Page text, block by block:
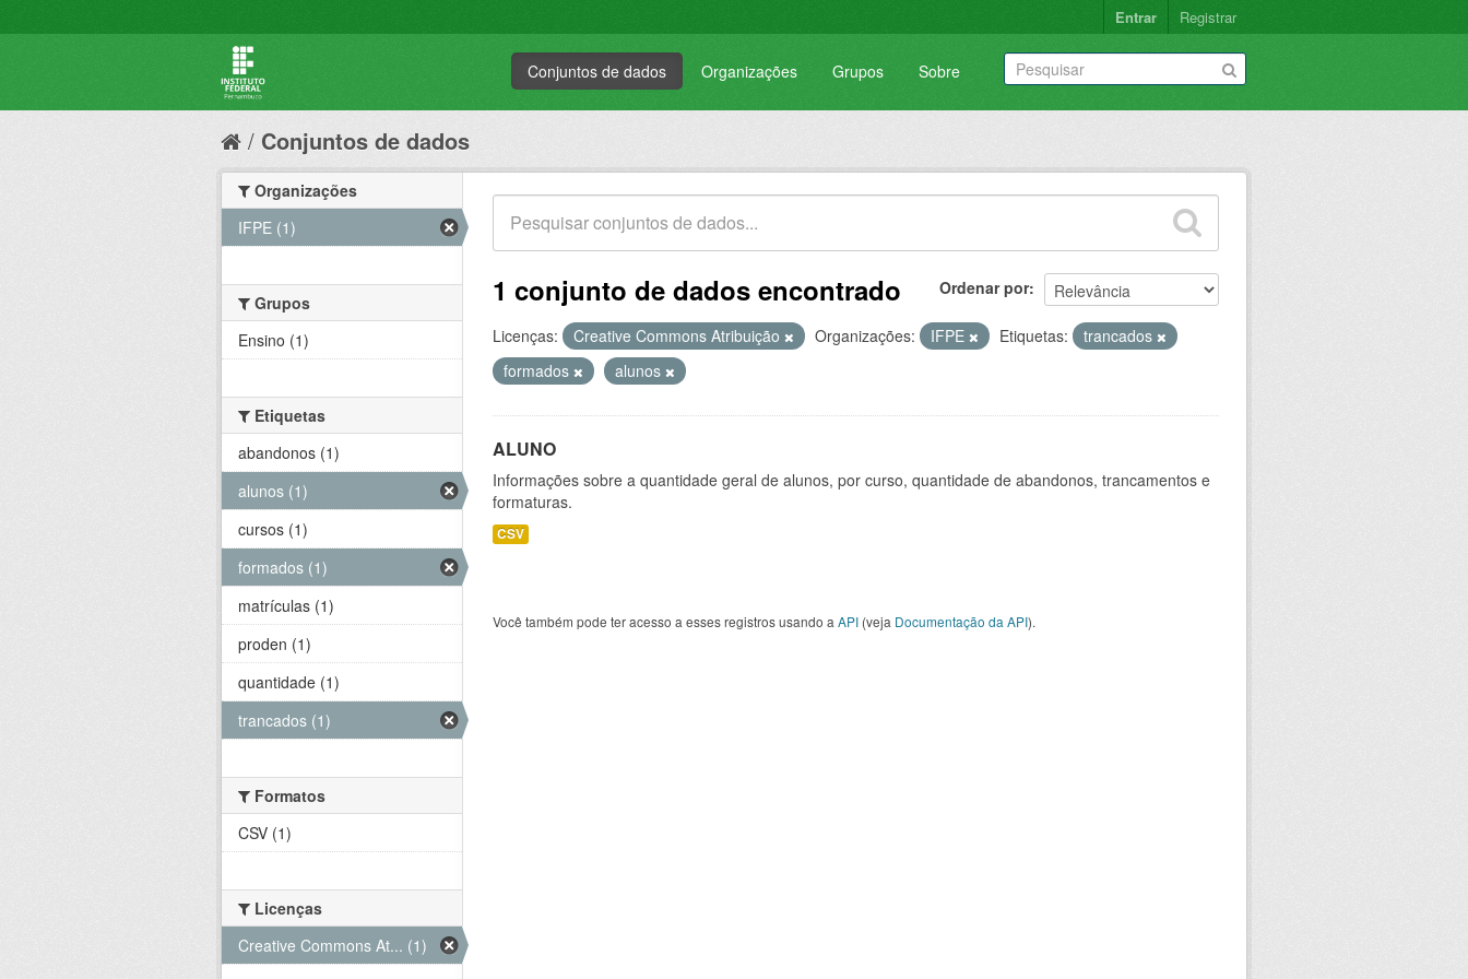
Entrar Registrar
Conjuntos de dados Organizações Grupos Sobre
Conjuntos de dados
Ordenar por
1 conjunto de dados encontrado
Licenças: Creative Commons Atribuição Organizações: IFPE Etiquetas:
trancados
formados
alunos
ALUNO
Informações sobre a quantidade geral de alunos, por curso, quantidade de abandonos, trancamentos e
formaturas.
CSV
Você também pode ter acesso a esses registros usando a API (veja Documentação da API).
Organizações
IFPE (1)
Grupos
Ensino (1)
Etiquetas
abandonos (1)
alunos (1)
cursos (1)
formados (1)
matrículas (1)
proden (1)
quantidade (1)
trancados (1)
Formatos
CSV (1)
Licenças
Creative Commons At... (1)